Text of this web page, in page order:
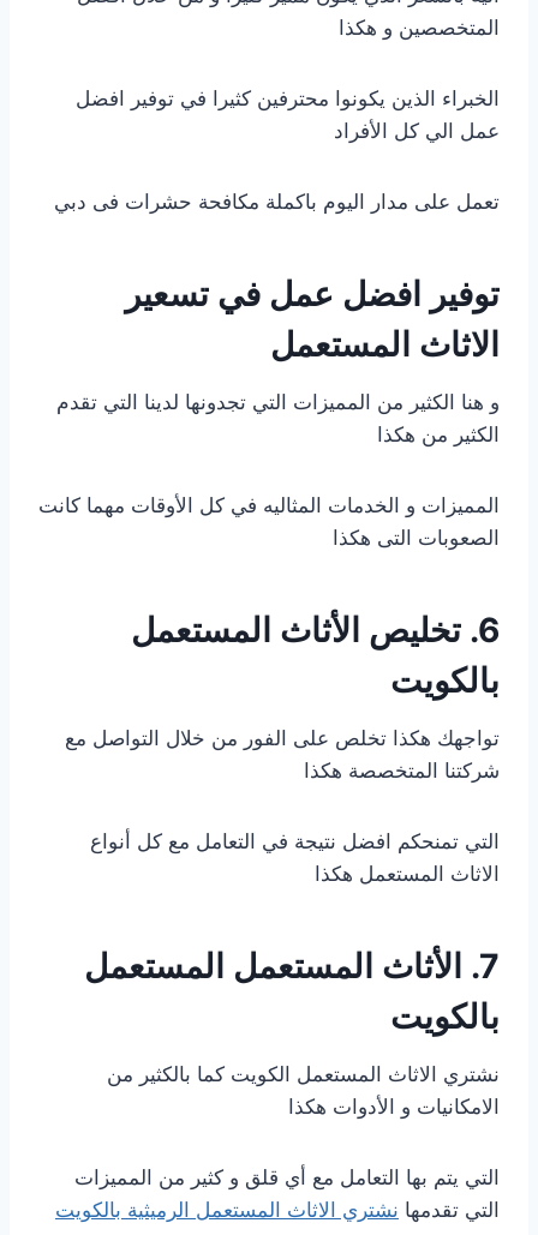
المتخصصين و هكذا
الخبراء الذين يكونوا محترفين كثيرا في توفير افضل
عمل الي كل الأفراد
تعمل على مدار اليوم باكملة مكافحة حشرات فى دبي
توفير افضل عمل في تسعير
الاثاث المستعمل
و هنا الكثير من المميزات التي تجدونها لدينا التي تقدم
الكثير من هكذا
المميزات و الخدمات المثاليه في كل الأوقات مهما كانت
الصعوبات التى هكذا
6. تخليص الأثاث المستعمل
بالكويت
تواجهك هكذا تخلص على الفور من خلال التواصل مع
شركتنا المتخصصة هكذا
التي تمنحكم افضل نتيجة في التعامل مع كل أنواع
الاثاث المستعمل هكذا
7. الأثاث المستعمل المستعمل
بالكويت
نشتري الاثاث المستعمل الكويت كما بالكثير من
الامكانيات و الأدوات هكذا
التي يتم بها التعامل مع أي قلق و كثير من المميزات
التي تقدمها نشتري الاثاث المستعمل الرميثية بالكويت